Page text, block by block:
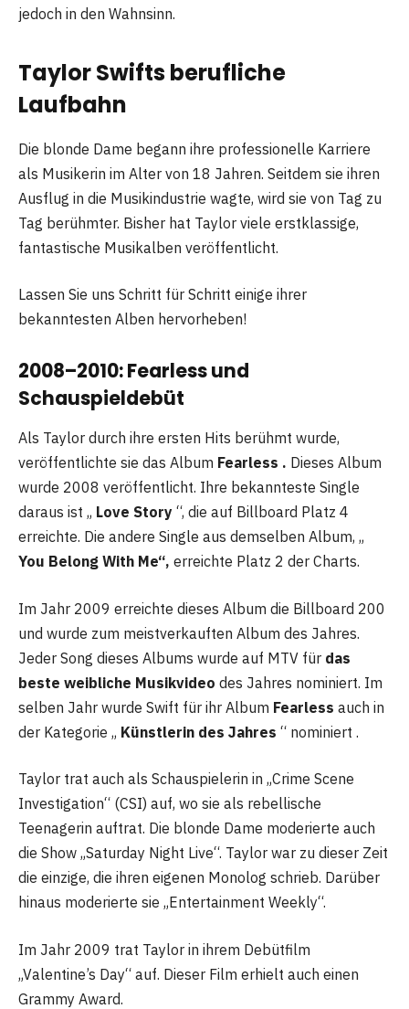
jedoch in den Wahnsinn.
Taylor Swifts berufliche
Laufbahn
Die blonde Dame begann ihre professionelle Karriere
als Musikerin im Alter von 18 Jahren. Seitdem sie ihren
Ausflug in die Musikindustrie wagte, wird sie von Tag zu
Tag berühmter. Bisher hat Taylor viele erstklassige,
fantastische Musikalben veröffentlicht.
Lassen Sie uns Schritt für Schritt einige ihrer
bekanntesten Alben hervorheben!
2008–2010: Fearless und
Schauspieldebüt
Als Taylor durch ihre ersten Hits berühmt wurde,
veröffentlichte sie das Album Fearless . Dieses Album
wurde 2008 veröffentlicht. Ihre bekannteste Single
daraus ist „ Love Story “, die auf Billboard Platz 4
erreichte. Die andere Single aus demselben Album, „
You Belong With Me“, erreichte Platz 2 der Charts.
Im Jahr 2009 erreichte dieses Album die Billboard 200
und wurde zum meistverkauften Album des Jahres.
Jeder Song dieses Albums wurde auf MTV für das
beste weibliche Musikvideo des Jahres nominiert. Im
selben Jahr wurde Swift für ihr Album Fearless auch in
der Kategorie „ Künstlerin des Jahres “ nominiert .
Taylor trat auch als Schauspielerin in „Crime Scene
Investigation“ (CSI) auf, wo sie als rebellische
Teenagerin auftrat. Die blonde Dame moderierte auch
die Show „Saturday Night Live“. Taylor war zu dieser Zeit
die einzige, die ihren eigenen Monolog schrieb. Darüber
hinaus moderierte sie „Entertainment Weekly“.
Im Jahr 2009 trat Taylor in ihrem Debütfilm
„Valentine’s Day“ auf. Dieser Film erhielt auch einen
Grammy Award.